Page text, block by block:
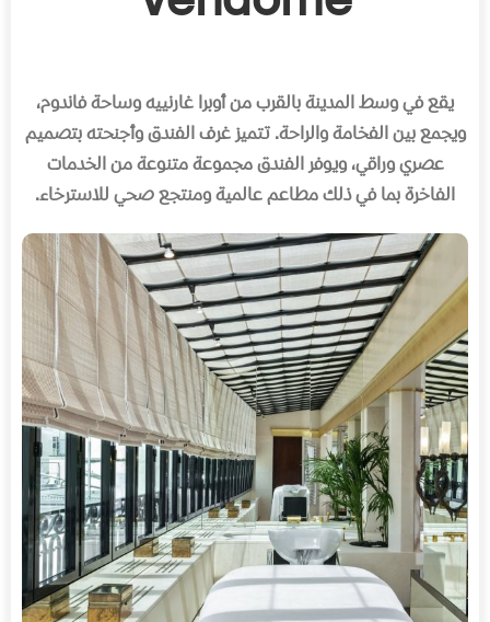
يقع في وسط المدينة بالقرب من أوبرا غارنييه وساحة فاندوم،
ويجمع بين الفخامة والراحة.تتميز غرف الفندق وأجنحته بتصميم
عصري وراقي، ويوفر الفندق مجموعة متنوعة من الخدمات
الفاخرة بما في ذلك مطاعم عالمية ومنتجع صحي للاسترخاء.